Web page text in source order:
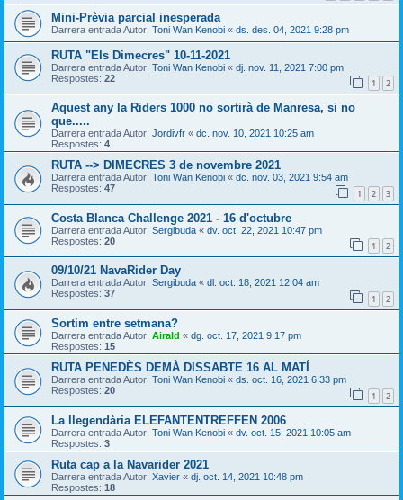
Mini-Prèvia parcial inesperada
Darrera entrada Autor: Toni Wan Kenobi « ds. des. 04, 2021 9:28 pm
RUTA "Els Dimecres" 10-11-2021
Darrera entrada Autor: Toni Wan Kenobi « dj. nov. 11, 2021 7:00 pm
Respostes: 22 1 2
Aquest any la Riders 1000 no sortirà de Manresa, si no
que.....
Darrera entrada Autor: Jordivfr « dc. nov. 10, 2021 10:25 am
Respostes: 4
RUTA --> DIMECRES 3 de novembre 2021
Darrera entrada Autor: Toni Wan Kenobi « dc. nov. 03, 2021 9:54 am
Respostes: 47 1 2 3
Costa Blanca Challenge 2021 - 16 d'octubre
Darrera entrada Autor: Sergibuda « dv. oct. 22, 2021 10:47 pm
Respostes: 20 1 2
09/10/21 NavaRider Day
Darrera entrada Autor: Sergibuda « dl. oct. 18, 2021 12:04 am
Respostes: 37 1 2
Sortim entre setmana?
Darrera entrada Autor: Airald « dg. oct. 17, 2021 9:17 pm
Respostes: 15
RUTA PENEDÈS DEMÀ DISSABTE 16 AL MATÍ
Darrera entrada Autor: Toni Wan Kenobi « ds. oct. 16, 2021 6:33 pm
Respostes: 20 1 2
La llegendària ELEFANTENTREFFEN 2006
Darrera entrada Autor: Toni Wan Kenobi « dv. oct. 15, 2021 10:05 am
Respostes: 3
Ruta cap a la Navarider 2021
Darrera entrada Autor: Xavier « dj. oct. 14, 2021 10:48 pm
Respostes: 18